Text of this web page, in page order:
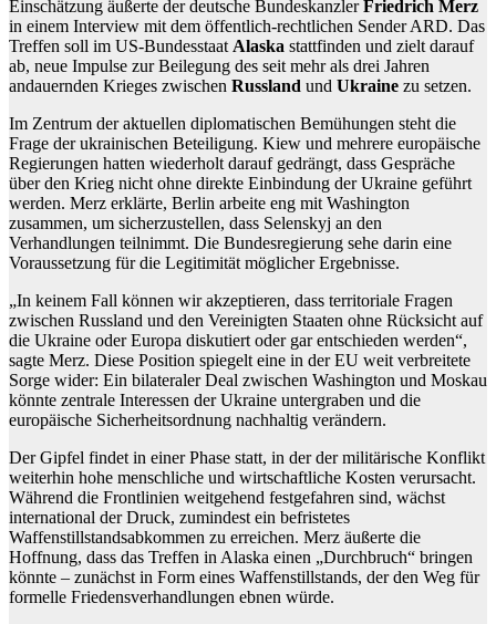
Einschätzung äußerte der deutsche BundeskanzlerFriedrich Merz
in einem Interview mit dem öffentlich-rechtlichen Sender ARD. Das
Treffen soll im US-BundesstaatAlaska stattfinden und zielt darauf
ab, neue Impulse zur Beilegung des seit mehr als drei Jahren
andauernden Krieges zwischen Russland und Ukraine zu setzen.
Im Zentrum der aktuellen diplomatischen Bemühungen steht die
Frage der ukrainischen Beteiligung. Kiew und mehrere europäische
Regierungen hatten wiederholt darauf gedrängt, dass Gespräche
über den Krieg nicht ohne direkte Einbindung der Ukraine geführt
werden. Merz erklärte, Berlin arbeite eng mit Washington
zusammen, um sicherzustellen, dass Selenskyj an den
Verhandlungen teilnimmt. Die Bundesregierung sehe darin eine
Voraussetzung für die Legitimität möglicher Ergebnisse.
„In keinem Fall können wir akzeptieren, dass territoriale Fragen
zwischen Russland und den Vereinigten Staaten ohne Rücksicht auf
die Ukraine oder Europa diskutiert oder gar entschieden werden“,
sagte Merz. Diese Position spiegelt eine in der EU weit verbreitete
Sorge wider: Ein bilateraler Deal zwischen Washington und Moskau
könnte zentrale Interessen der Ukraine untergraben und die
europäische Sicherheitsordnung nachhaltig verändern.
Der Gipfel findet in einer Phase statt, in der der militärische Konflikt
weiterhin hohe menschliche und wirtschaftliche Kosten verursacht.
Während die Frontlinien weitgehend festgefahren sind, wächst
international der Druck, zumindest ein befristetes
Waffenstillstandsabkommen zu erreichen. Merz äußerte die
Hoffnung, dass das Treffen in Alaska einen „Durchbruch“ bringen
könnte – zunächst in Form eines Waffenstillstands, der den Weg für
formelle Friedensverhandlungen ebnen würde.